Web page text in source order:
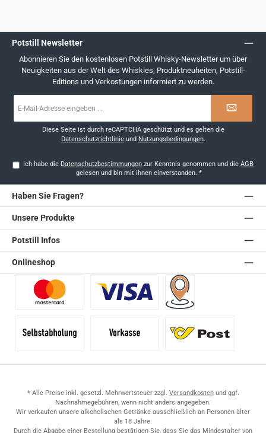
Potstill Newsletter
Abonnieren Sie den kostenlosen Potstill Whisky-Newsletter um über
Neuigkeiten aus der Welt des Whiskies, Produktneuheiten, Potstill-
Editions und Verkostungen informiert zu werden.
Mail-
Diese Seite ist durch reCAPTCHA geschützt und es gelten die
Datenschutzrichtlinieund Nutzungsbedingungen.
Ich habe die Datenschutzbestimmungen zur Kenntnis genommen und dieAGB
gelesen und bin mit ihnen einverstanden. *
Haben Sie Fragen?
Unsere Produkte
Potstill Infos
Onlineshop
* Alle Preise inkl. gesetzl. Mehrwertsteuer zzgl. Versandkostenund ggf.
Nachnahmegebühren, wenn nicht anders angegeben.
Wir verkaufen unsere alkoholischen Getränke ausschließlich an Personen älter
als 18 Jahre.
Durch die Abgabe einer Bestellung bestätigen Sie, dass Sie das Mindestalter von